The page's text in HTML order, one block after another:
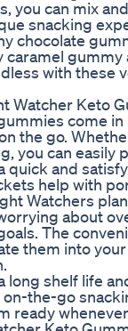
you can mix
snacking
chocolate
gummy
with these
Watcher Keto
come
the go.
you can easily
quick and
help with
Watchers
about
The
them into
long shelf life
the-go
ready